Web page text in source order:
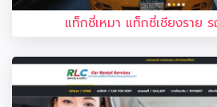
แท็กซี่เหมา แท็กซี่เชียงราย ร